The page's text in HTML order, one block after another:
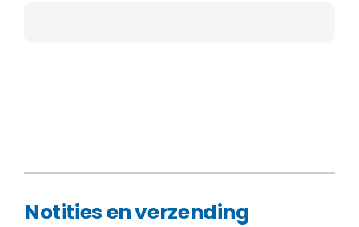
Notities en verzending